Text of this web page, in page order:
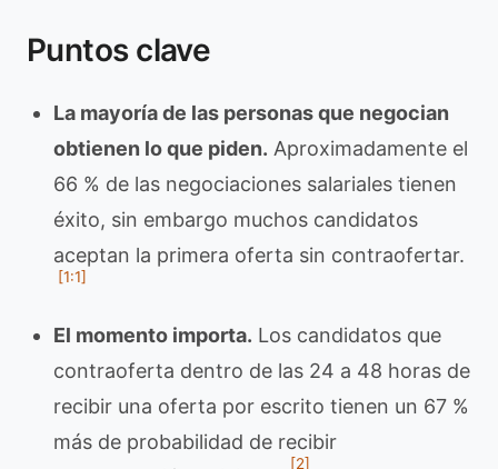
Puntos clave
La mayoría de las personas que negocian
obtienen lo que piden. Aproximadamente el
66 % de las negociaciones salariales tienen
éxito, sin embargo muchos candidatos
aceptan la primera oferta sin contraofertar.
[1:1]
El momento importa. Los candidatos que
contraoferta dentro de las 24 a 48 horas de
recibir una oferta por escrito tienen un 67 %
más de probabilidad de recibir
[2]